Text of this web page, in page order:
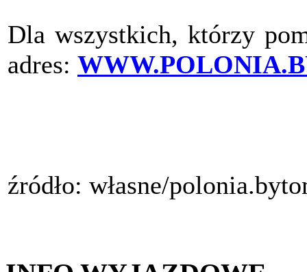
Dla wszystkich, którzy
adres:
źródło: własne/